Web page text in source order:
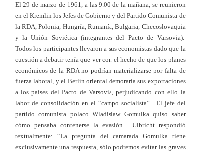
El 29 de marzo de 1961, a las 9.00 de la mañana, se reunieron
en el Kremlin los Jefes de Gobierno y del Partido Comunista de
la RDA, Polonia, Hungría, Rumanía, Bulgaria, Checoslovaquia
y la Unión Soviética (integrantes del Pacto de Varsovia).
Todos los participantes llevaron a sus economistas dado que la
cuestión a debatir tenía que ver con el hecho de que los planes
económicos de la RDA no podrían materializarse por falta de
fuerza laboral, y el Berlín oriental demoraría sus exportaciones
a los países del Pacto de Varsovia, perjudicando con ello la
labor de consolidación en el “campo socialista”. El jefe del
partido comunista polaco Wladislaw Gomulka quiso saber
cómo pensaba contenerse la evasión. Ulbricht respondió
textualmente: “La pregunta del camarada Gomulka tiene
exclusivamente una respuesta, sólo podremos evitar las graves